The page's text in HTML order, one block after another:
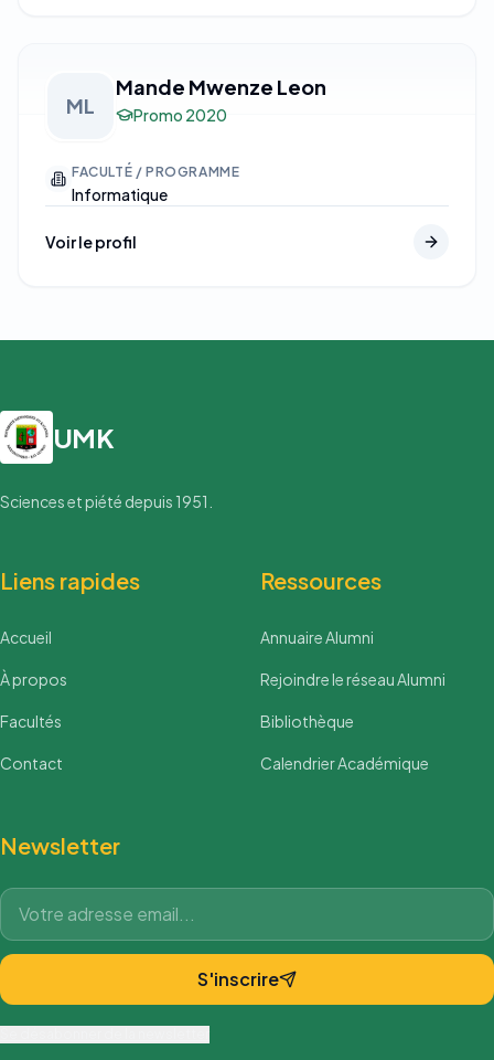
ML
Mande Mwenze Leon
Promo 2020
FACULTÉ / PROGRAMME
Informatique
Voir le profil
UMK
Sciences et piété depuis 1951.
Liens rapides
Accueil
À propos
Facultés
Contact
Ressources
Annuaire Alumni
Rejoindre le réseau Alumni
Bibliothèque
Calendrier Académique
Newsletter
S'inscrire